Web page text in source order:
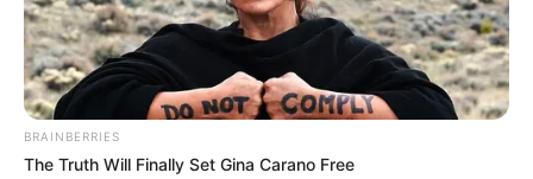
SAN JUAN
Yuldaima conquista el
primer lugar en el estreno
del Concurso de la Cuadra
BRAINBERRIES
The Truth Will Finally Set Gina Carano Free